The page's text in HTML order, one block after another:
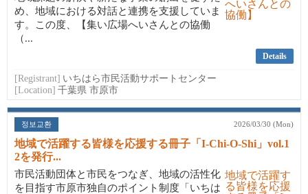
め、地域における対話と連携を支援していま
す。この度、【集い広場へいさんとの協働
（...
Details
[Registrant] いちはら市民活動サポートセンター
[Location] 千葉県 市原市
정보교환 2026/03/30 (Mon)
地域で活躍する皆様を応援する冊子「I-Chi-O-Shi」vol.1
2を発行...
市民活動団体と市民をつなぎ、地域の活性化
を目指す市原市独自のポイント制度「いちは